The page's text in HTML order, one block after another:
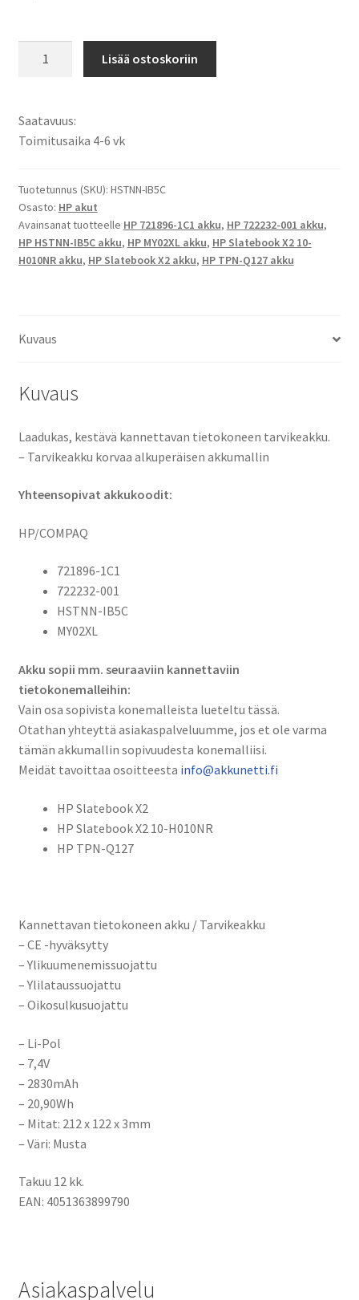
X2,
HP
X2
10-
H010NR,
HP
TPN-
2830mAh
/
HP
1C1,
001,
IB5C,
MY02XL
määrä
Lisää ostoskoriin
Saatavuus:
Toimitusaika 4-6 vk
Tuotetunnus (SKU): HSTNN-IB5C
Osasto: HP akut
Avainsanat tuotteelle HP 721896-1C1 akku, HP 722232-001 akku,
HP HSTNN-IB5C akku, HP MY02XL akku, HP Slatebook X2 10-
H010NR akku, HP Slatebook X2 akku, HP TPN-Q127 akku
Kuvaus
Kuvaus
Laadukas, kestävä kannettavan tietokoneen tarvikeakku.
– Tarvikeakku korvaa alkuperäisen akkumallin
Yhteensopivat akkukoodit:
HP/COMPAQ
721896-1C1
722232-001
HSTNN-IB5C
MY02XL
Akku sopii mm. seuraaviin kannettaviin
tietokonemalleihin:
Vain osa sopivista konemalleista lueteltu tässä.
Otathan yhteyttä asiakaspalveluumme, jos et ole varma
tämän akkumallin sopivuudesta konemalliisi.
Meidät tavoittaa osoitteesta info@akkunetti.fi
HP Slatebook X2
HP Slatebook X2 10-H010NR
HP TPN-Q127
Kannettavan tietokoneen akku / Tarvikeakku
– CE -hyväksytty
– Ylikuumenemissuojattu
– Ylilataussuojattu
– Oikosulkusuojattu
– Li-Pol
– 7,4V
– 2830mAh
– 20,90Wh
– Mitat: 212 x 122 x 3mm
– Väri: Musta
Takuu 12 kk.
EAN: 4051363899790
Asiakaspalvelu